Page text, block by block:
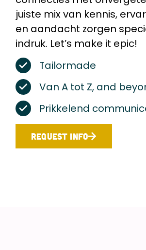
juiste mix van kennis,
en aandacht zorgen
indruk. Let’s make it epic!
Tailormade
Van A tot Z, and
Prikkelend
REQUEST INFO